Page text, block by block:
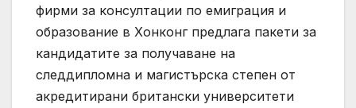
фирми за консултации по емиграция и
образование в Хонконг предлага пакети за
кандидатите за получаване на
следдипломна и магистърска степен от
акредитирани британски университети